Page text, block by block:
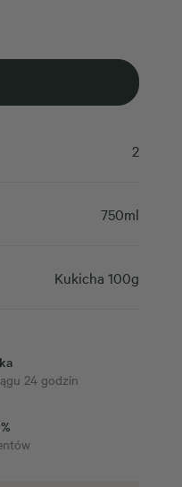
2
750ml
Kukicha 100g
24 godzin